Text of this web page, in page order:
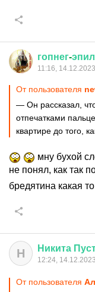
гопнег-
11:16, 14.12.2023
От пользователя
— Он рассказал,
отпечатками
квартире до того,
мну бухой
не понял, как так
бредятина какая
Н Никита
12:24, 14.12.2023
От пользователя